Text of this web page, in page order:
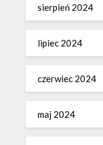
sierpień 2024
lipiec 2024
czerwiec 2024
maj 2024